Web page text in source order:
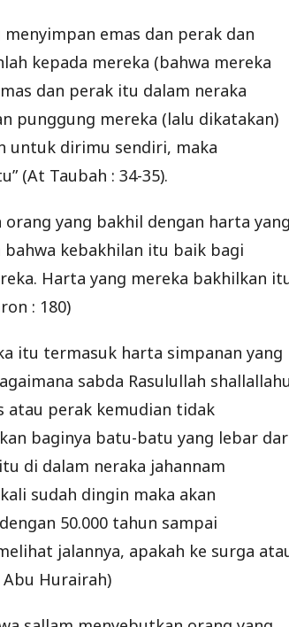
menyimpan emas dan perak dan
kepada mereka (bahwa mereka
dan perak itu dalam neraka
punggung mereka (lalu dikatakan)
untuk dirimu sendiri, maka
(At Taubah : 34-35).
orang yang bakhil dengan harta
kebakhilan itu baik bagi
Harta yang mereka bakhilkan
: 180)
itu termasuk harta simpanan yang
sabda Rasulullah
atau perak kemudian tidak
baginya batu-batu yang lebar
di dalam neraka jahannam
sudah dingin maka akan
50.000 tahun sampai
jalannya, apakah ke surga
Abu Hurairah)